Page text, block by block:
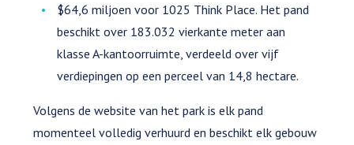
$64,6 miljoen voor 1025 Think Place. Het pand
beschikt over 183.032 vierkante meter aan
klasse A-kantoorruimte, verdeeld over vijf
verdiepingen op een perceel van 14,8 hectare.
Volgens de website van het park is elk pand
momenteel volledig verhuurd en beschikt elk gebouw